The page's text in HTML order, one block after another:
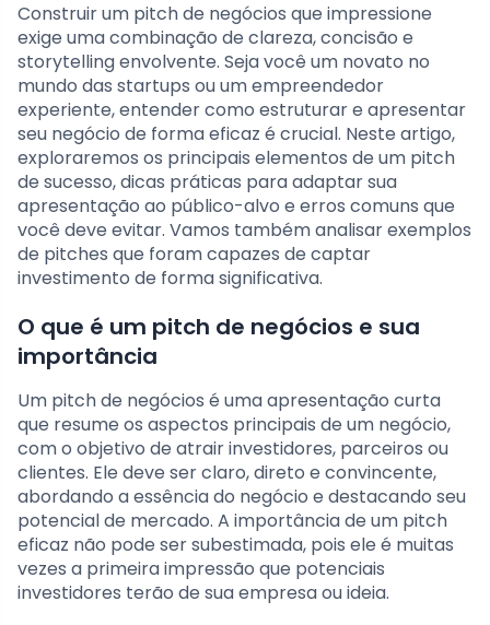
Construir um pitch de negócios que impressione
exige uma combinação de clareza, concisão e
storytelling envolvente. Seja você um novato no
mundo das startups ou um empreendedor
experiente, entender como estruturar e apresentar
seu negócio de forma eficaz é crucial. Neste artigo,
exploraremos os principais elementos de um pitch
de sucesso, dicas práticas para adaptar sua
apresentação ao público-alvo e erros comuns que
você deve evitar. Vamos também analisar exemplos
de pitches que foram capazes de captar
investimento de forma significativa.
O que é um pitch de negócios e sua
importância
Um pitch de negócios é uma apresentação curta
que resume os aspectos principais de um negócio,
com o objetivo de atrair investidores, parceiros ou
clientes. Ele deve ser claro, direto e convincente,
abordando a essência do negócio e destacando seu
potencial de mercado. A importância de um pitch
eficaz não pode ser subestimada, pois ele é muitas
vezes a primeira impressão que potenciais
investidores terão de sua empresa ou ideia.